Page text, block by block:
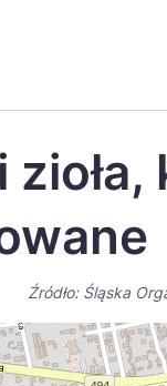
zioła,
Źródło: Śląska